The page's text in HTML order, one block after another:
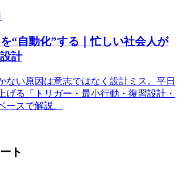
“自動化”する｜忙しい社会人が
計
ない原因は意志ではなく設計ミス。平日
げる「トリガー・最小行動・復習設計・
ースで解説。
ト